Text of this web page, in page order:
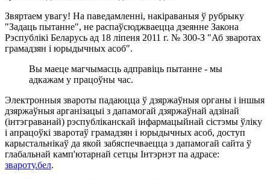
Звяртаем увагу! На паведамленні, накіраваныя ў рубрыку
"Задаць пытанне", не распаўсюджваецца дзеянне Закона
Рэспублікі Беларусь ад 18 ліпеня 2011 г. № 300-З "Аб зваротах
грамадзян і юрыдычных асоб".
Вы маеце магчымасць адправіць пытанне - мы
адкажам у працоўны час.
Электронныя звароты падаюцца ў дзяржаўныя органы і іншыя
дзяржаўныя арганізацыі з дапамогай дзяржаўнай адзінай
(інтэграванай) рэспубліканскай інфармацыйнай сістэмы ўліку
і апрацоўкі зваротаў грамадзян і юрыдычных асоб, доступ
карыстальнікаў да якой забяспечваецца з дапамогай сайта ў
глабальнай камп'ютарнай сетцы Інтэрнэт па адрасе:
звароту.бел.